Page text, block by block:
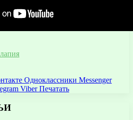
Одноклассники Messenger
Viber Печатать